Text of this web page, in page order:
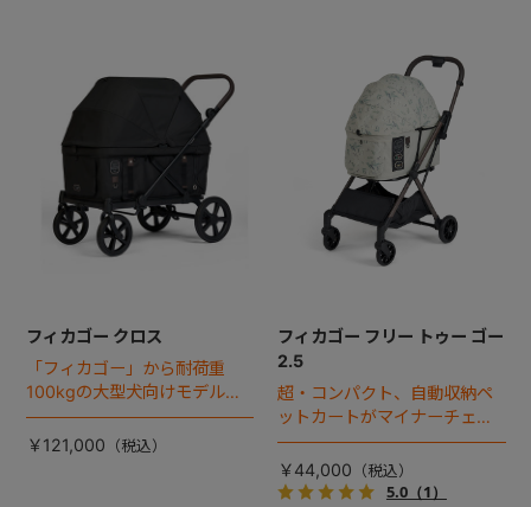
フィカゴー クロス
「フィカゴー」から耐荷重
100kgの大型犬向けモデルが
登場。
￥121,000
フィカゴー フリー トゥー ゴー
2.5
超・コンパクト、自動収納ペ
ットカートがマイナーチェン
ジ！
￥44,000
5.0（1）